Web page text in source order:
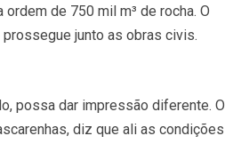
de 750 mil m³ de rocha. O
junto as obras civis.
possa dar impressão diferente. O
diz que ali as condições